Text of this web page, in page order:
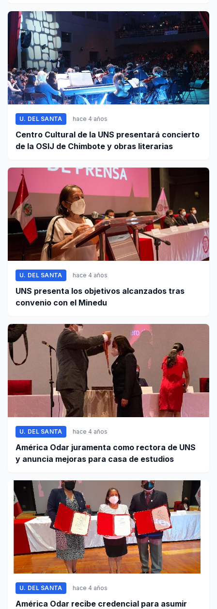
U. DEL SANTA hace 4 años
Centro Cultural de la UNS presentará concierto
de la OSIJ de Chimbote y obras literarias
U. DEL SANTA hace 4 años
UNS presenta los objetivos alcanzados tras
convenio con el Minedu
U. DEL SANTA hace 4 años
América Odar juramenta como rectora de UNS
y anuncia mejoras para casa de estudios
U. DEL SANTA hace 4 años
América Odar recibe credencial para asumir